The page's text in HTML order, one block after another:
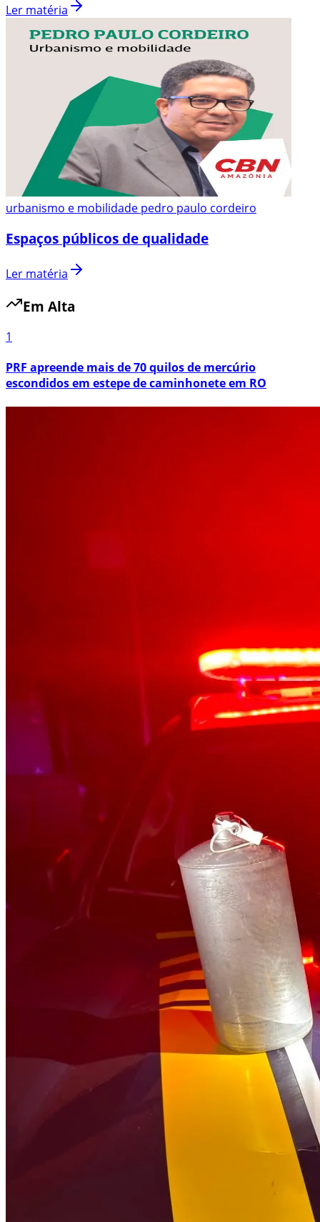
Ler matéria
urbanismo e mobilidade pedro paulo cordeiro
Espaços públicos de qualidade
Ler matéria
Em Alta
1
PRF apreende mais de 70 quilos de mercúrio
escondidos em estepe de caminhonete em RO